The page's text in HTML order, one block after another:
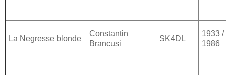
La Negresse blonde
Constantin
Brancusi
SK4DL
1933 /
1986